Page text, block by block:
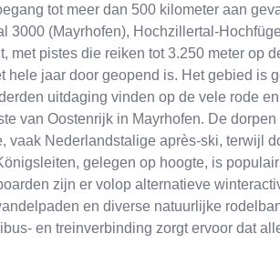
tot meer dan 500 kilometer aan
3000 (Mayrhofen), Hochzillertal-
met pistes die reiken tot 3.250 meter op
hele jaar door geopend is. Het gebied is
uitdaging vinden op de vele rode
van Oostenrijk in Mayrhofen. De
vaak Nederlandstalige après-ski, terwijl
gelegen op hoogte, is
zijn er volop alternatieve
en diverse natuurlijke
en treinverbinding zorgt ervoor dat